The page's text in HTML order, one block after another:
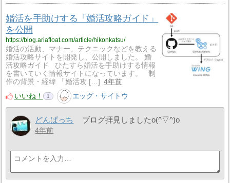
婚活を手助けする「婚活攻略ガイド」
を公開
https://blog.ariafloat.com/article/hikonkatsu/
婚活の活動、マナー、テクニックなどを教える
婚活攻略サイトを開発し、公開しました。 婚
活攻略ガイド ひたすら婚活を手助けする情報
を書いていく情報サイトになっています。 制
作の背景・経緯 「婚活攻 […]
4年前
いいね！
1 エッグ・サイトウ
どんぱっち ブログ拝見しましたo(^▽^)o
4年前